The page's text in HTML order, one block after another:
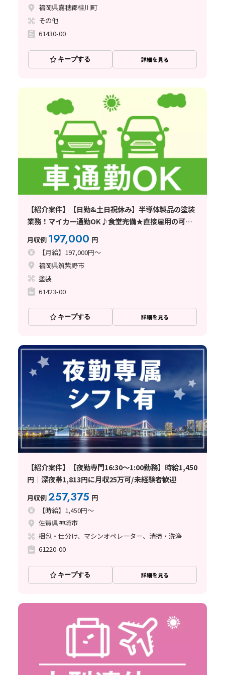
福岡県嘉穂郡桂川町
その他
61430-00
キープする 詳細を見る
【紹介案件】【日勤&土日祝休み】半導体製品の塗装
業務！マイカー通勤OK♪食堂完備★直接雇用の可能
月収例 197,000 円
【月給】197,000円～
福岡県筑紫野市
塗装
61423-00
キープする 詳細を見る
【紹介案件】【夜勤専門16:30～1:00勤務】時給1,450
円｜深夜帯1,813円に月収25万可/未経験者歓迎
月収例257,375 円
【時給】1,450円～
佐賀県神埼市
梱包・仕分け、マシンオペレーター、清掃・洗浄
61220-00
キープする 詳細を見る